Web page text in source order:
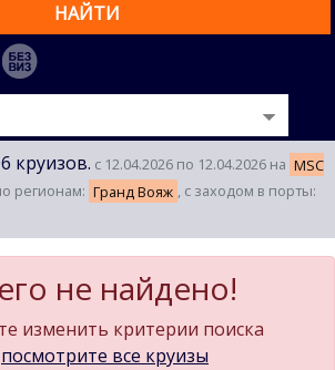
НАЙТИ
круизов. с 12.04.2026 по 12.04.2026 на MSC
регионам: Гранд Вояж , с заходом в порты:
не найдено!
изменить критерии поиска
посмотрите все круизы